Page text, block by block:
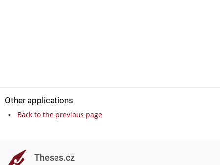
Other applications
Back to the previous page
Theses.cz